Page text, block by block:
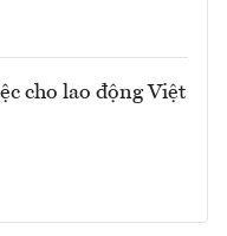
cho lao động Việt